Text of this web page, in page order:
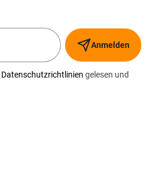
Anmelden
Datenschutzrichtlinien gelesen und